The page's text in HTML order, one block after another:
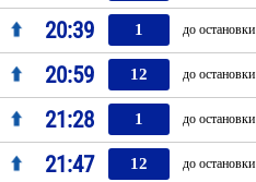
20:39 1 до остановки
20:59 12 до остановки
21:28 1 до остановки
21:47 12 до остановки